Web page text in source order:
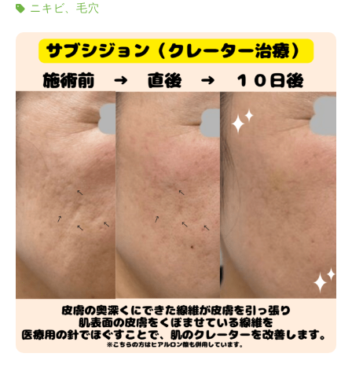
ニキビ、毛穴